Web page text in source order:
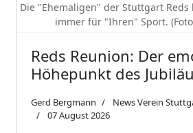
Die "Ehemaligen" der Stuttgart
immer für "Ihren" Sport.
Reds Reunion: Der
Höhepunkt des
Gerd Bergmann
News Verein
07 August 2026